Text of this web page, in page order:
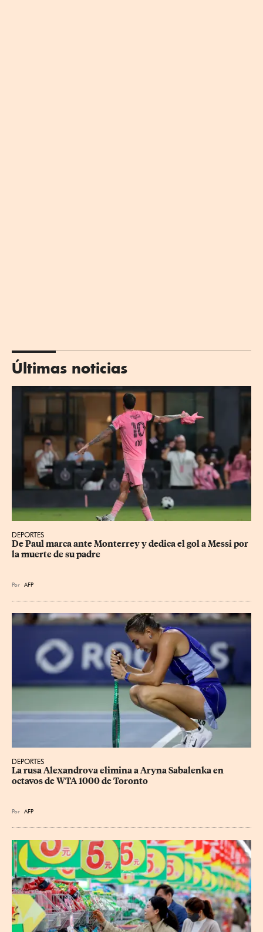
Últimas noticias
DEPORTES
De Paul marca ante Monterrey y dedica el gol a Messi por
la muerte de su padre
Por AFP
DEPORTES
La rusa Alexandrova elimina a Aryna Sabalenka en
octavos de WTA 1000 de Toronto
Por AFP